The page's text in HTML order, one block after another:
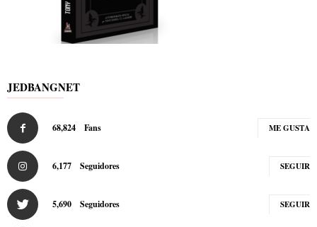
JEDBANGNET
68,824 Fans ME GUSTA
6,177 Seguidores SEGUIR
5,690 Seguidores SEGUIR